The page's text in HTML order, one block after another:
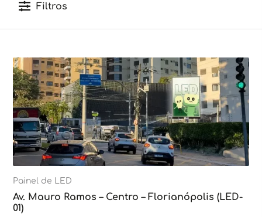
Filtros
Painel de LED
Av. Mauro Ramos – Centro – Florianópolis (LED-
01)